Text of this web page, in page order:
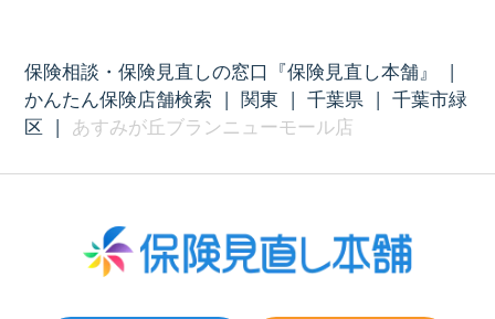
保険相談・保険見直しの窓口『保険見直し本舗』
|
かんたん保険店舗検索 | 関東 | 千葉県 | 千葉市緑
区 | あすみが丘ブランニューモール店